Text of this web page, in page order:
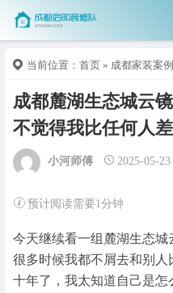
当前位置： 首页 » 成都家装案例
成都麓湖生态城云
不觉得我比任何人差
小河师傅 2025-05-23
预计阅读需要1分钟
今天继续看一组麓湖生态城
很多时候我都不屑去和别
十年了，我太知道自己是